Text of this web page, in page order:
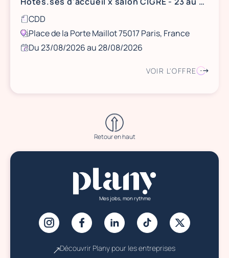
CDD
Place de la Porte Maillot 75017 Paris, France
Du 23/08/2026 au 28/08/2026
VOIR L'OFFRE
Retour en haut
Mes jobs, mon rythme
Découvrir Plany pour les entreprises